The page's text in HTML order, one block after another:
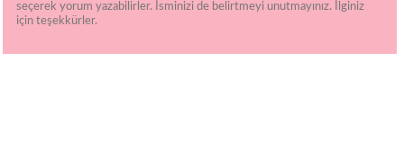
seçerek yorum yazabilirler. İsminizi de belirtmeyi unutmayınız. İlginiz
için teşekkürler.